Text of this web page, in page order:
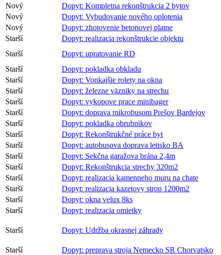
Nový
Dopyt: Kompletna rekonštrukcia 2 bytov
Nový
Dopyt: Vybudovanie nového oplotenia
Nový
Dopyt: zhotovenie betonovej platne
Starší
Dopyt: realizacia rekonštrukcie objektu
Starší
Dopyt: upratovanie RD
Starší
Dopyt: pokladka obkladu
Starší
Dopyt: Vonkajšie rolety na okna
Starší
Dopyt: železne väzniky na strechu
Starší
Dopyt: vykopove prace minibager
Starší
Dopyt: doprava mikrobusom Prešov Bardejov
Starší
Dopyt: pokladka obrubnikov
Starší
Dopyt: Rekonštrukčné práce byt
Starší
Dopyt: autobusova doprava letisko BA
Starší
Dopyt: Sekčna garažova brána 2,4m
Starší
Dopyt: Rekonštrukcia strechy 320m2
Starší
Dopyt: realizacia kamenneho muru na chate
Starší
Dopyt: realizacia kazetovy strop 1200m2
Starší
Dopyt: okna velux 8ks
Starší
Dopyt: realizacia omietky
Starší Dopyt: Udržba okrasnej záhrady
Starší
Dopyt: preprava stroja Nemecko SR Chorvatsko